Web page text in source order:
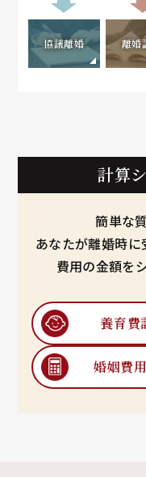
協議離婚 離婚
計算
簡単な
あなたが離婚時
費用の金額を
養育費
婚姻費